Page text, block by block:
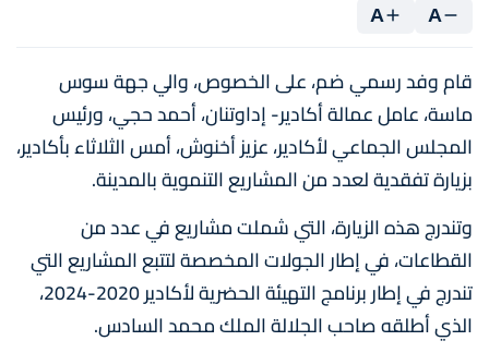
A
A
قام وفد رسمي ضم، على الخصوص، والي جهة سوس
ماسة، عامل عمالة أكادير- إداوتنان، أحمد حجي، ورئيس
المجلس الجماعي لأكادير، عزيز أخنوش، أمس الثلاثاء بأكادير،
بزيارة تفقدية لعدد من المشاريع التنموية بالمدينة.
وتندرج هذه الزيارة، التي شملت مشاريع في عدد من
القطاعات، في إطار الجولات المخصصة لتتبع المشاريع التي
تندرج في إطار برنامج التهيئة الحضرية لأكادير 2020-2024،
الذي أطلقه صاحب الجلالة الملك محمد السادس.